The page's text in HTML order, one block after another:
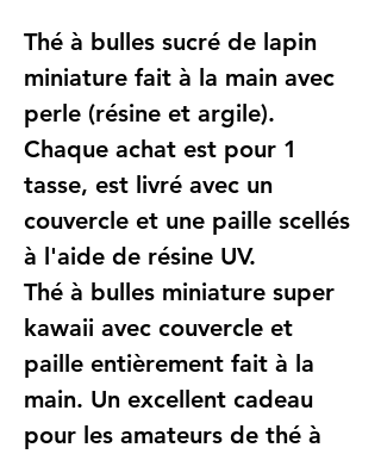
Thé à bulles sucré de lapin
miniature fait à la main avec
perle (résine et argile).
Chaque achat est pour 1
tasse, est livré avec un
couvercle et une paille scellés
à l'aide de résine UV.
Thé à bulles miniature super
kawaii avec couvercle et
paille entièrement fait à la
main. Un excellent cadeau
pour les amateurs de thé à